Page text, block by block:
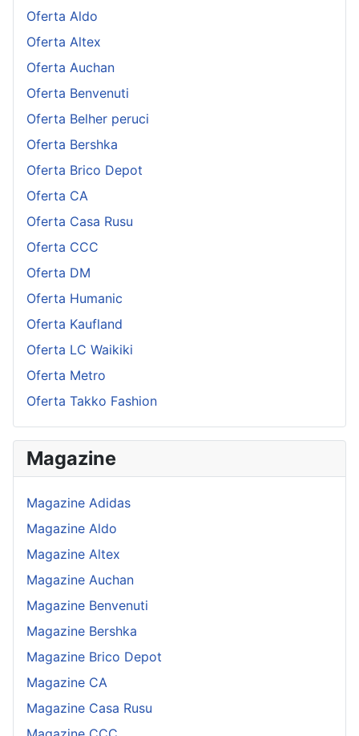
Oferta Aldo
Oferta Altex
Oferta Auchan
Oferta Benvenuti
Oferta Belher peruci
Oferta Bershka
Oferta Brico Depot
Oferta CA
Oferta Casa Rusu
Oferta CCC
Oferta DM
Oferta Humanic
Oferta Kaufland
Oferta LC Waikiki
Oferta Metro
Oferta Takko Fashion
Magazine
Magazine Adidas
Magazine Aldo
Magazine Altex
Magazine Auchan
Magazine Benvenuti
Magazine Bershka
Magazine Brico Depot
Magazine CA
Magazine Casa Rusu